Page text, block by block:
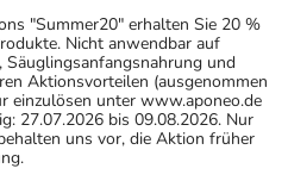
"Summer20" erhalten Sie 20 %
Nicht anwendbar auf
und
Aktionsvorteilen (ausgenommen
einzulösen unter www.aponeo.de
27.07.2026 bis 09.08.2026. Nur
uns vor, die Aktion früher